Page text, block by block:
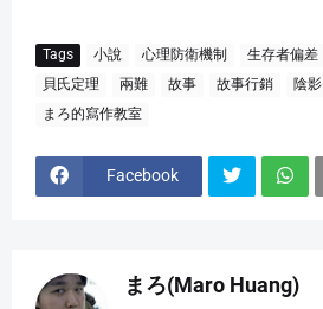
Tags 小說 心理防衛機制 生存者偏差
貝氏定理
兩難 故事 故事行銷 陰影
まろ的寫作教室
Facebook
まろ(Maro Huang)